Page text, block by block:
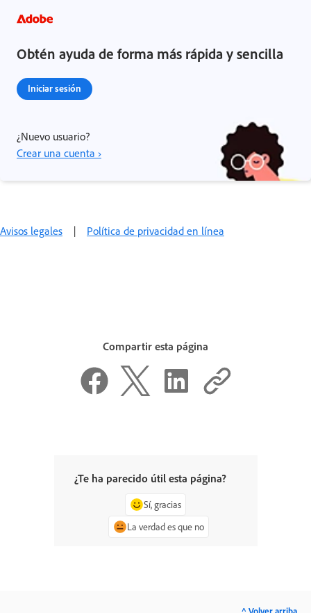
Obtén ayuda de forma más rápida y sencilla
Iniciar sesión
¿Nuevo usuario?
Crear una cuenta ›
Avisos legales | Política de privacidad en línea
Compartir esta página
¿Te ha parecido útil esta página?
Sí, gracias
La verdad es que no
^ Volver arriba